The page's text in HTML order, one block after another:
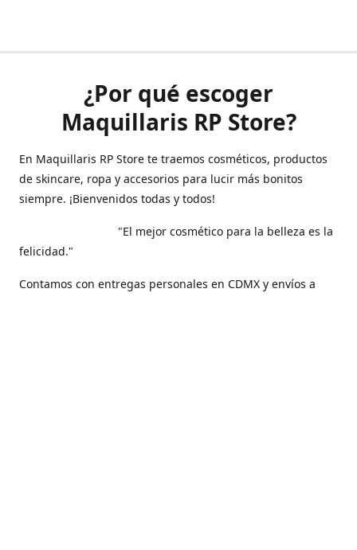
¿Por qué escoger
Maquillaris RP Store?
En Maquillaris RP Store te traemos cosméticos, productos
de skincare, ropa y accesorios para lucir más bonitos
siempre. ¡Bienvenidos todas y todos!
"El mejor cosmético para la belleza es la
felicidad."
Contamos con entregas personales en CDMX y envíos a